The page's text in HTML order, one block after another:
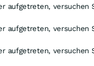
aufgetreten, versuchen
aufgetreten, versuchen
aufgetreten, versuchen